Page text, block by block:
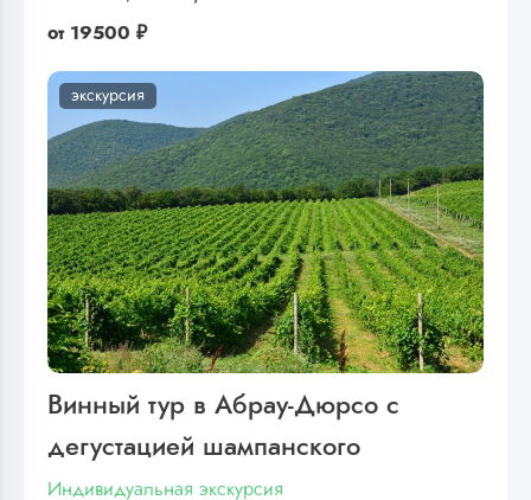
от 19500 ₽
экскурсия
Винный тур в Абрау-Дюрсо с
дегустацией шампанского
Индивидуальная экскурсия